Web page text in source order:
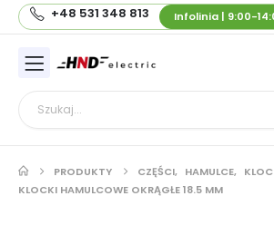
+48 531 348 813 Infolinia | 9:00-
PRODUKTY CZĘŚCI, HAMULCE,
KLOCKI HAMULCOWE OKRĄGŁE 18.5 MM